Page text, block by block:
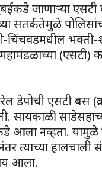
जाणाऱ्या
सतर्कतेमुळे
चिंचवडमधील
(एसटी)
डेपोची एसटी बस
सायंकाळी
नव्हता. यामुळे
त्याच्या हालचाली
आला.